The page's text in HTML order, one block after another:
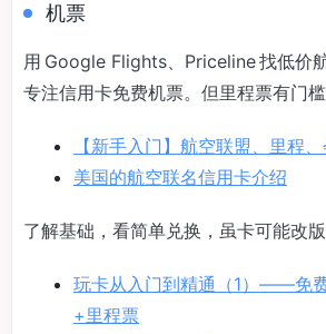
机票
用 Google Flights、Priceline 找低价
专注信用卡免费机票。但里程票有门
【新手入门】航空联盟、里程
美国的航空联名信用卡介绍
了解基础，看简单兑换，虽卡可能改版
玩卡从入门到精通（1）——免
+里程票